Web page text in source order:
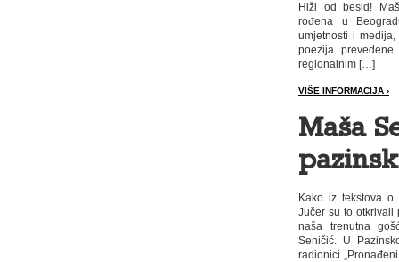
Hiži od besid!
rođena u
umjetnosti i
poezija
regionalnim […]
VIŠE INFORMACIJA ›
Maša
Kako iz tekstova o
Jučer su to otkrivali
naša trenutna
Seničić. U
radionici